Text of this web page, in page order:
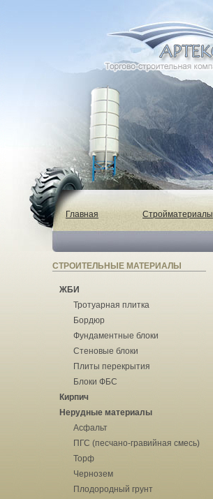
Главная Стройматериалы
СТРОИТЕЛЬНЫЕ МАТЕРИАЛЫ
ЖБИ
Тротуарная плитка
Бордюр
Фундаментные блоки
Стеновые блоки
Плиты перекрытия
Блоки ФБС
Кирпич
Нерудные материалы
Асфальт
ПГС (песчано-гравийная смесь)
Торф
Чернозем
Плодородный грунт